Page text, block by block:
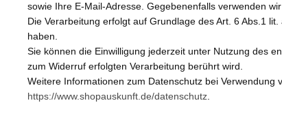
sowie Ihre E-Mail-Adresse. Gegebenenfalls verwenden
Die Verarbeitung erfolgt auf Grundlage des Art. 6 Abs.1
haben.
Sie können die Einwilligung jederzeit unter Nutzung des
zum Widerruf erfolgten Verarbeitung berührt wird.
Weitere Informationen zum Datenschutz bei Verwendung
https://www.shopauskunft.de/datenschutz